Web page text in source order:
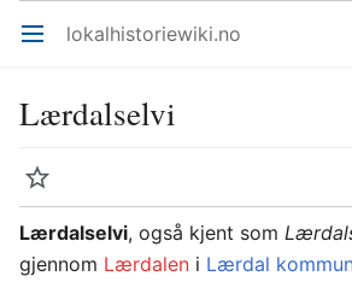
Åpne hovedmenyen lokalhistoriewiki.no
Lærdalselvi
Overvåk
Lærdalselvi, også kjent som
gjennom Lærdalen i Lærdal